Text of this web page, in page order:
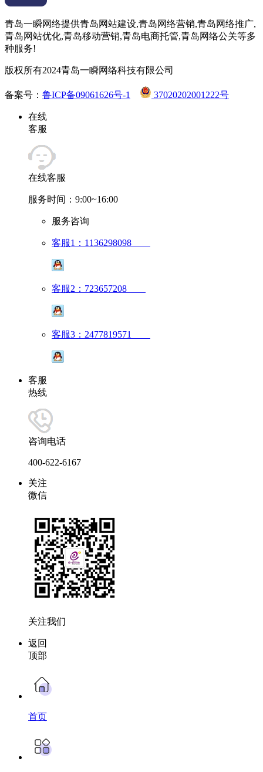
青岛一瞬网络提供青岛网站建设,青岛网络营销,青岛网络推广,
青岛网站优化,青岛移动营销,青岛电商托管,青岛网络公关等多
种服务!
版权所有2024青岛一瞬网络科技有限公司
备案号： 鲁ICP备09061626号-1 37020202001222号
在线
客服
在线客服
服务时间：9:00~16:00
服务咨询
客服1：1136298098
客服2：723657208
客服3：2477819571
客服
热线
咨询电话
400-622-6167
关注
微信
关注我们
返回
顶部
首页